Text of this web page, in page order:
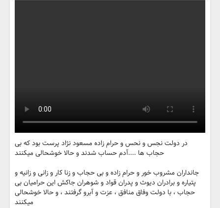
در دولت نجس و نحس و حرام زاده مسعود نژاد پرست بود که بی
حجاب ها ....آدم حساب شدند و حالا خوشحالی میکنند
جانداران مشروب خور و حرام زاده و بی حجاب و زنا کار و زانی و زانیه و
پتیاره و برادران دیوث و پدران قواد و شوهران جاکش این حرامیان بی
حجاب ، با دولت وفاق منافق ، عزت و آبرو گرفتند ، و حالا خوشحالی
میکنند